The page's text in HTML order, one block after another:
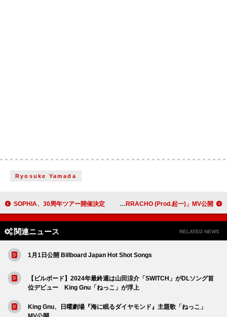
Ryosuke Yamada
SOPHIA、30周年ツアー開催決定 どんぐりず×NAGAN SERVERによる新プロジェクト"豊と良治"、ニューSG「BORRACHO (Prod.起一)」MV公開
関連ニュース RELATED NEWS
1月1日公開 Billboard Japan Hot Shot Songs
【ビルボード】2024年最終週は山田涼介「SWITCH」がDLソング首
位デビュー King Gnu「ねっこ」が浮上
King Gnu、日曜劇場『海に眠るダイヤモンド』主題歌「ねっこ」